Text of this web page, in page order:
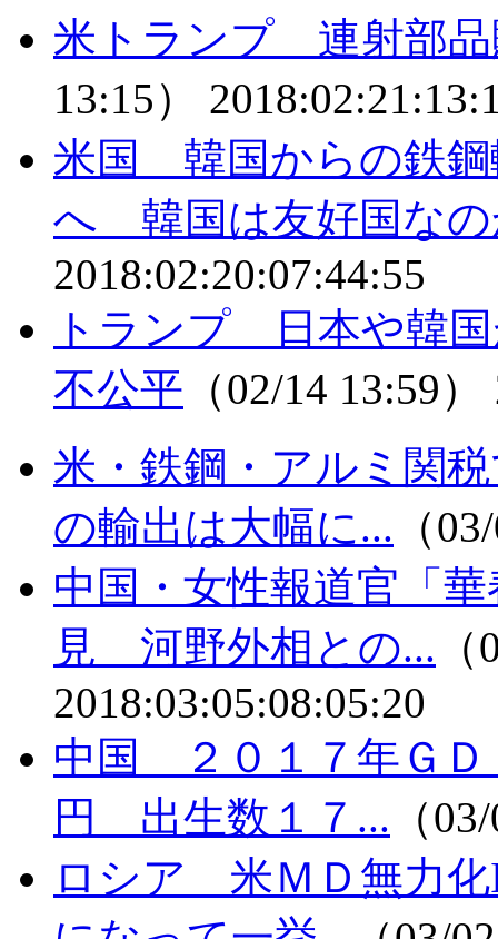
米トランプ 連射部品
13:15）
米国 韓国からの鉄鋼
へ 韓国は友好国な
2018:02:20:07:44:55
トランプ 日本や韓
不公平 （02/14 13:59）
米・鉄鋼・アルミ関
の輸出は大幅に... （
中国・女性報道官「
見 河野外相との...
2018:03:05:08:05:20
中国 ２０１７年Ｇ
円 出生数１７... （
ロシア 米ＭＤ無力